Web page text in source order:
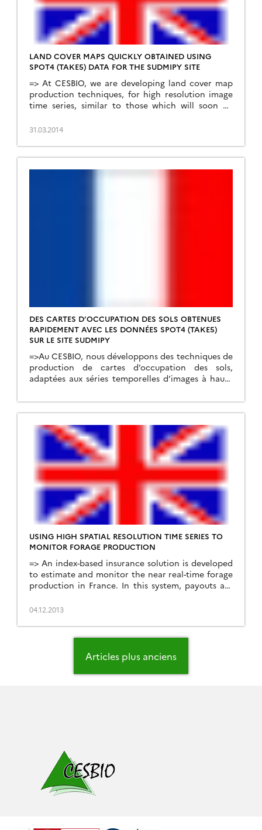
LAND COVER MAPS QUICKLY OBTAINED USING
SPOT4 (TAKE5) DATA FOR THE SUDMIPY SITE
=> At CESBIO, we are developing land cover map
production techniques, for high resolution image
time series, similar to those which will soon be
SPOT4 (Take5) data were available over our study
decided to assess our processing chains […]
31.03.2014
DES CARTES D’OCCUPATION DES SOLS OBTENUES
RAPIDEMENT AVEC LES DONNÉES SPOT4 (TAKE5)
SUR LE SITE SUDMIPY
=>Au CESBIO, nous développons des techniques de
production de cartes d’occupation des sols,
adaptées aux séries temporelles d’images à haute
Venµs et Sentinel-2. Quand les données SPOT4
(Take5) ont été disponibles sur notre zone d’étude
dans le Sud-Ouest, nous nous sommes dépêchés de
mettre à l’épreuve nos chaînes de […]
USING HIGH SPATIAL RESOLUTION TIME SERIES TO
MONITOR FORAGE PRODUCTION
=> An index-based insurance solution is developed
to estimate and monitor the near real-time forage
production in France. In this system, payouts are
Index (FPI), calculated using a biophysical
spatial resolution remote sensing time series. We
used the fCover integral as a surrogate […]
04.12.2013
Articles plus anciens